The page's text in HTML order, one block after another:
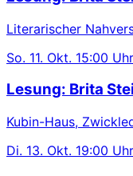
Literarischer
So. 11. Okt. 15:00 Uhr
Lesung: Brita
Kubin-Haus,
Di. 13. Okt. 19:00 Uhr